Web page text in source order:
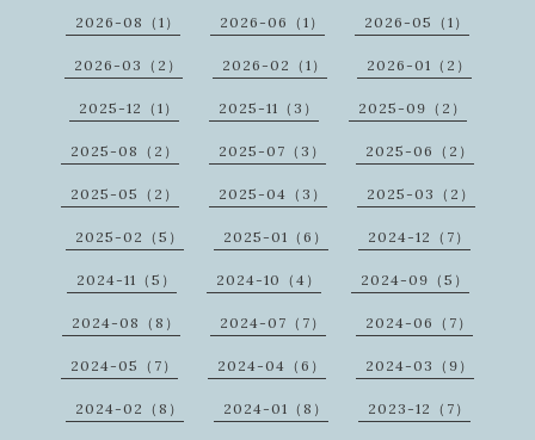
2026-08（1） 2026-06（1） 2026-05（1）
2026-03（2） 2026-02（1） 2026-01（2）
2025-12（1） 2025-11（3） 2025-09（2）
2025-08（2） 2025-07（3） 2025-06（2）
2025-05（2） 2025-04（3） 2025-03（2）
2025-02（5） 2025-01（6） 2024-12（7）
2024-11（5） 2024-10（4） 2024-09（5）
2024-08（8） 2024-07（7） 2024-06（7）
2024-05（7） 2024-04（6） 2024-03（9）
2024-02（8） 2024-01（8） 2023-12（7）